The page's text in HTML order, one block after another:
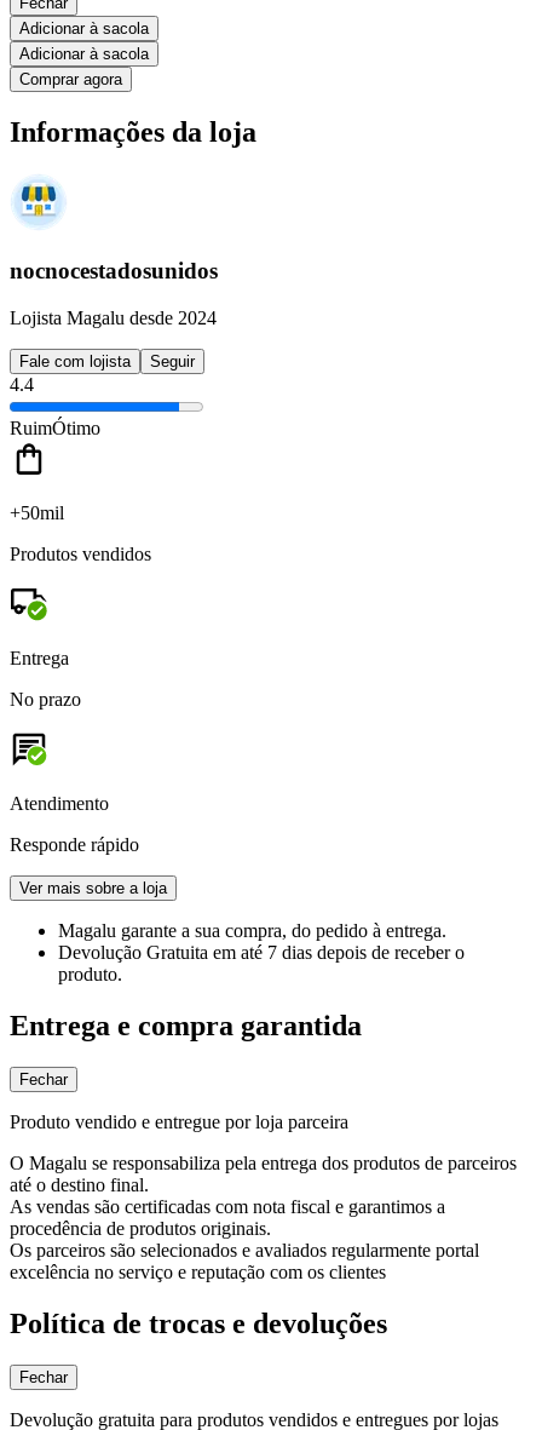
Adicionar à sacola
Adicionar à sacola
Comprar agora
Informações da loja
nocnocestadosunidos
Lojista Magalu desde 2024
Fale com lojista Seguir
4.4
RuimÓtimo
+50mil
Produtos vendidos
Entrega
No prazo
Atendimento
Responde rápido
Ver mais sobre a loja
Magalu garante a sua compra, do pedido à entrega.
Devolução Gratuita em até 7 dias depois de receber o
produto.
Entrega e compra garantida
Fechar
Produto vendido e entregue por loja parceira
O Magalu se responsabiliza pela entrega dos produtos de parceiros
até o destino final.
As vendas são certificadas com nota fiscal e garantimos a
procedência de produtos originais.
Os parceiros são selecionados e avaliados regularmente portal
excelência no serviço e reputação com os clientes
Política de trocas e devoluções
Fechar
Devolução gratuita para produtos vendidos e entregues por lojas